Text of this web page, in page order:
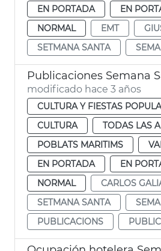
EN PORTADA
EN
NORMAL
EMT
SETMANA SANTA
Publicaciones Semana
modificado hace 3 años
CULTURA Y FIESTAS
CULTURA
TODAS LAS
POBLATS MARITIMS
EN PORTADA
EN
NORMAL
CARLOS
SETMANA SANTA
PUBLICACIONS